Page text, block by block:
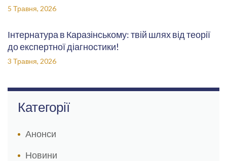
5 Травня, 2026
Інтернатура в Каразінському: твій шлях від теорії
до експертної діагностики!
3 Травня, 2026
Категорії
Анонси
Новини